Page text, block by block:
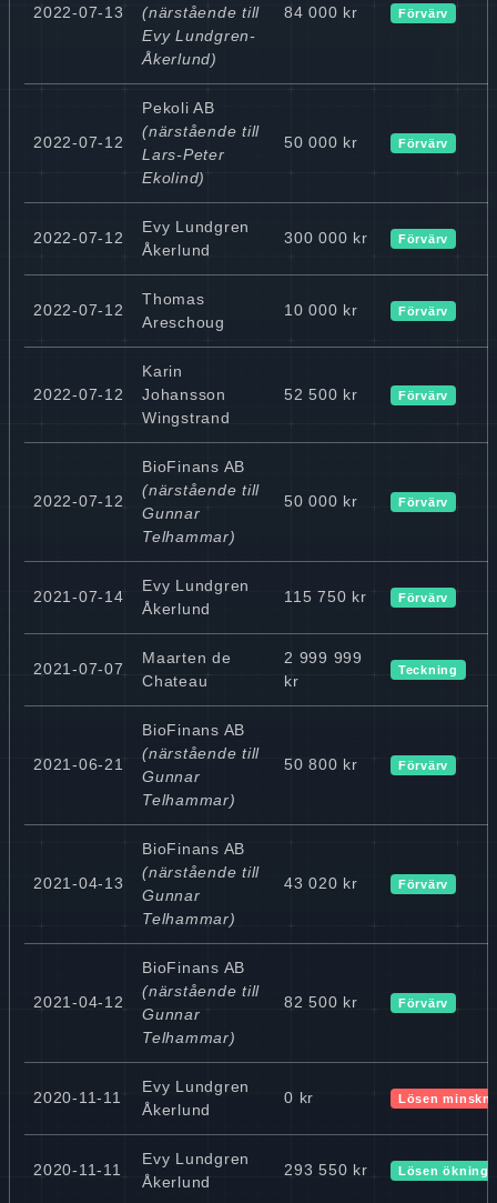
2022-07-13
(närstående till
Evy Lundgren-
Åkerlund)
84 000 kr Förvärv
2022-07-12
Pekoli AB
(närstående till
Lars-Peter
Ekolind)
50 000 kr Förvärv
2022-07-12
Evy Lundgren
Åkerlund
300 000 kr Förvärv
2022-07-12
Thomas
Areschoug
10 000 kr Förvärv
2022-07-12
Karin
Johansson
Wingstrand
52 500 kr Förvärv
2022-07-12
BioFinans AB
(närstående till
Gunnar
Telhammar)
50 000 kr Förvärv
2021-07-14
Evy Lundgren
Åkerlund
115 750 kr Förvärv
2021-07-07
Maarten de
Chateau
2 999 999
kr
Teckning
2021-06-21
BioFinans AB
(närstående till
Gunnar
Telhammar)
50 800 kr Förvärv
2021-04-13
BioFinans AB
(närstående till
Gunnar
Telhammar)
43 020 kr Förvärv
2021-04-12
BioFinans AB
(närstående till
Gunnar
Telhammar)
82 500 kr Förvärv
2020-11-11
Evy Lundgren
Åkerlund
0 kr Lösen
2020-11-11
Evy Lundgren
Åkerlund
293 550 kr Lösen ökning